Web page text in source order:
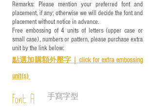
Remarks: Please mention your preferred font and
placement, if any; otherwise we will decide the font and
placement without notice in advance.
Free embossing of 4 units of letters (upper case or
small case), numbers or pattern, please purchase extra
unit by the link below:
點選加購額外壓字｜ click for extra embossing
unit(s)
Font A 手寫字型